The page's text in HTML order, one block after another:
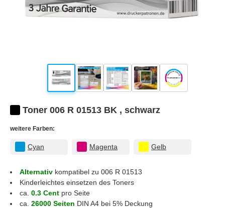
Toner 006 R 01513 BK , schwarz
weitere Farben:
Cyan Magenta Gelb
Alternativ kompatibel zu 006 R 01513
Kinderleichtes einsetzen des Toners
ca. 0.3 Cent pro Seite
ca. 26000 Seiten DIN A4 bei 5% Deckung